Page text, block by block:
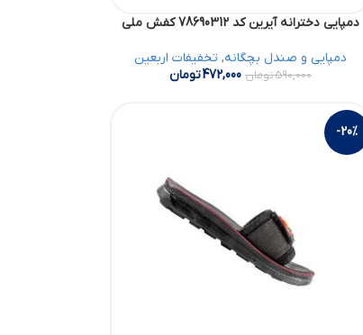
دمپایی دخترانه آیرین کد 78690312 کفش ملی
دمپایی و صندل بچگانه, تخفیفات اربعین
590,000تومان 472,000تومان
-20%